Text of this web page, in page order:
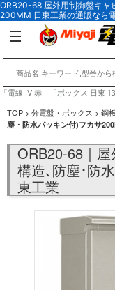
ORB20-68 屋外用制御盤キャ
200MM 日東工業の通販なら
「電線 IV 赤」「ボックス 日東
TOP > 分電盤・ボックス > 鋼
塵・防水パッキン付)フカサ
ORB20-68｜
構造､防塵･防
東工業